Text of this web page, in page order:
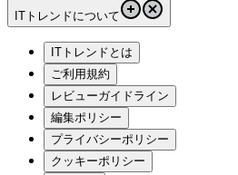
ITトレンドについて
ITトレンドとは
ご利用規約
レビューガイドライン
編集ポリシー
プライバシーポリシー
クッキーポリシー